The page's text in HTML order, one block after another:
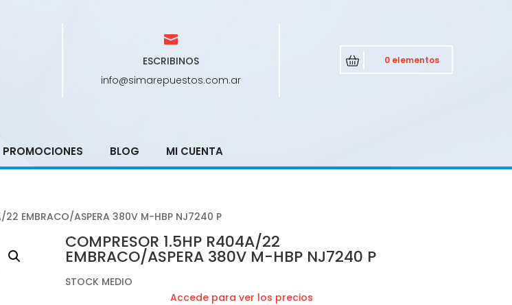
ESCRIBINOS
info@simarepuestos.com.ar
0 elementos
PROMOCIONES BLOG MI CUENTA
22 EMBRACO/ASPERA 380V M-HBP NJ7240 P
COMPRESOR 1.5HP R404A/22
EMBRACO/ASPERA 380V M-HBP NJ7240 P
STOCK MEDIO
Accede para ver los precios